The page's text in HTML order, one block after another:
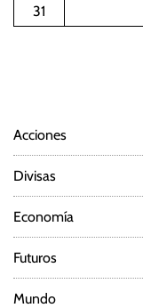
31
Acciones
Divisas
Economía
Futuros
Mundo